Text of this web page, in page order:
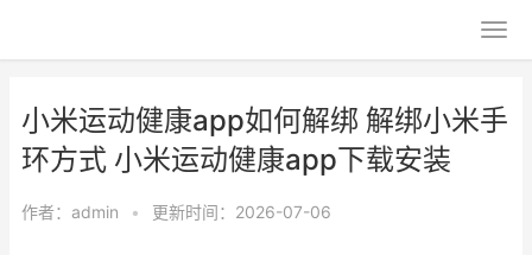
小米运动健康app如何解绑 解绑小米手
环方式 小米运动健康app下载安装
作者： admin • 更新时间：2026-07-06